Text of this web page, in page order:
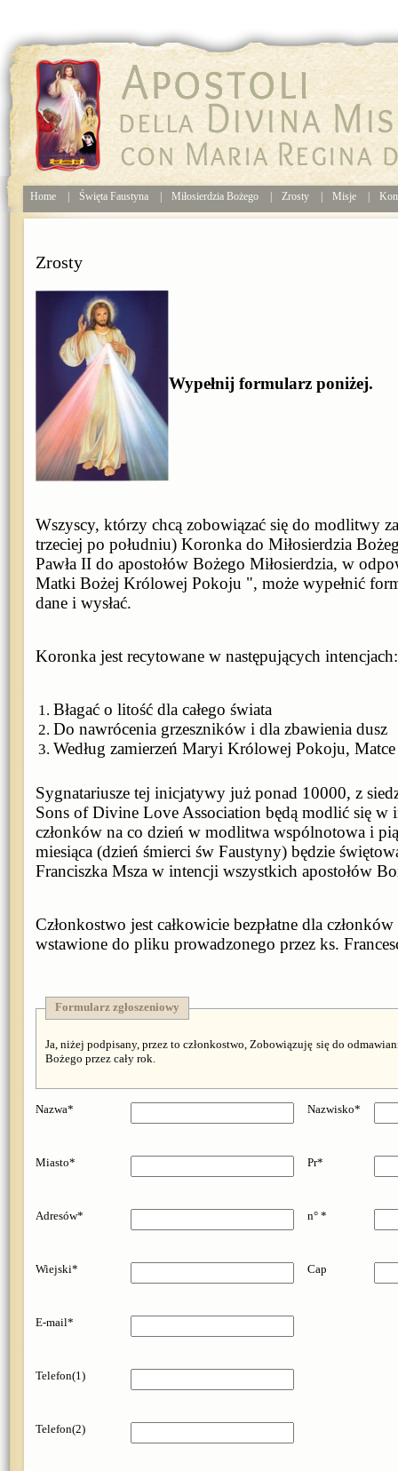
Home Święta Faustyna Miłosierdzia Bożego Zrosty Misje
Zrosty
Wypełnij formularz poniżej.
Wszyscy, którzy chcą zobowiązać się do modlitwy
trzeciej po południu) Koronka do Miłosierdzia
Pawła II do apostołów Bożego Miłosierdzia, w
Matki Bożej Królowej Pokoju ", może wypełnić
dane i wysłać.
Koronka jest recytowane w następujących intencjach:
Błagać o litość dla całego świata
Do nawrócenia grzeszników i dla zbawienia dusz
Według zamierzeń Maryi Królowej Pokoju, Matce
Sygnatariusze tej inicjatywy już ponad 10000, z
Sons of Divine Love Association będą modlić się w
członków na co dzień w modlitwa wspólnotowa i
miesiąca (dzień śmierci św Faustyny) będzie
Franciszka Msza w intencji wszystkich apostołów
Członkostwo jest całkowicie bezpłatne dla
wstawione do pliku prowadzonego przez ks.
Formularz zgłoszeniowy
Ja, niżej podpisany, przez to członkostwo, Zobowiązuję się do
Bożego przez cały rok.
Nazwa* Nazwisko*
Miasto* Pr*
Adresów* n° *
Wiejski* Cap
E-mail*
Telefon(1)
Telefon(2)